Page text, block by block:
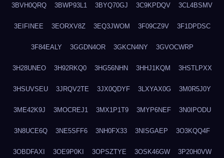
3BVH0QRQ 3BWP93L1 3BYQ70GJ 3C9KPDQV 3CL4BSMV
3EIFINEE 3EORXV8Z 3EQ3JWOM 3F09CZ9V 3F1DPDSC
3F84EALY 3GGDN4OR 3GKCN4NY 3GVOCWRP
3H28UNEO 3H92RKQ0 3HG56NHN 3HHJ1KQM 3HSTLPXX
3HSUVSEU 3JRQV2TE 3JX0QDYF 3LXYAX0G 3M0R5J0Y
3ME42K9J 3MOCREJ1 3MX1P1T9 3MYP6NEF 3N0IPODU
3N8UCE6Q 3NE5SFF6 3NH0FX33 3NISGAEP 3O3KQQ4F
3OBDFAXI 3OE9P0KI 3OPSZTYE 3OSK46GW 3P20H0VW